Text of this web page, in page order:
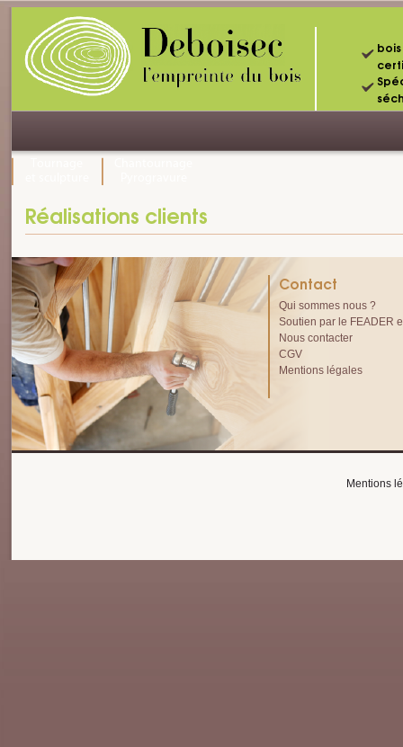
Réalisations clients
Contact
Qui sommes nous ?
Soutien par le FEADER
Nous contacter
CGV
Mentions légales
Mentions